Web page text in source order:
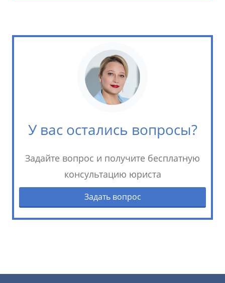
У вас остались вопросы?
Задайте вопрос и получите бесплатную
консультацию юриста
Задать вопрос